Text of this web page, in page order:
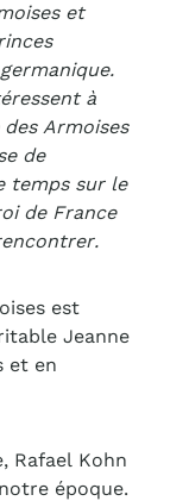
et
à
Armoises
de
temps sur le
de France
est
Jeanne
et en
Rafael Kohn
époque.